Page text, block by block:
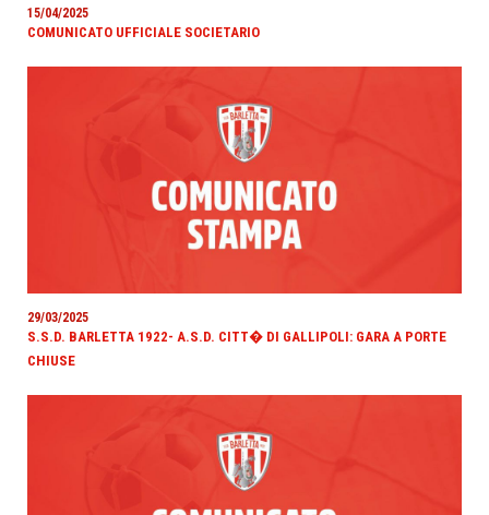
15/04/2025
COMUNICATO UFFICIALE SOCIETARIO
29/03/2025
S.S.D. BARLETTA 1922- A.S.D. CITT� DI GALLIPOLI: GARA A PORTE
CHIUSE